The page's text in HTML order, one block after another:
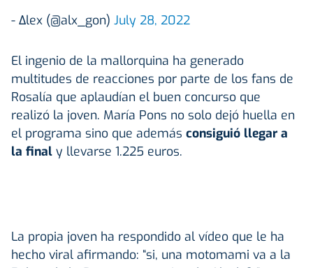
- Δlex (@alx_gon) July 28, 2022
El ingenio de la mallorquina ha generado
multitudes de reacciones por parte de los fans de
Rosalía que aplaudían el buen concurso que
realizó la joven. María Pons no solo dejó huella en
el programa sino que además consiguió llegar a
la final y llevarse 1.225 euros.
La propia joven ha respondido al vídeo que le ha
hecho viral afirmando: “si, una motomami va a la